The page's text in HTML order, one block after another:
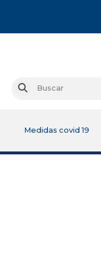
Buscar
Medidas covid 19